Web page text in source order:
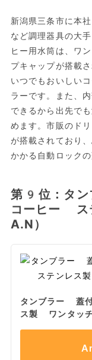
新潟県三条市に本
など調理器具の大
ヒー用水筒は、ワ
プキャップが搭載
いつでもおいしい
ラーです。また、
できるから出先で
めます。市販のド
が搭載されており
かかる自動ロック
第9位：タ
コーヒー ス
A.N）
タンブラー 蓋
ス製 ワンタッチ